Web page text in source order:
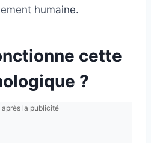
humaine.
cette
?
après la publicité